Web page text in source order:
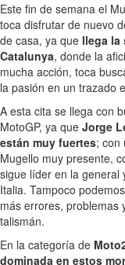
Este fin de semana el
toca disfrutar de nuevo
de casa, ya que llega la
Catalunya, donde la
mucha acción, toca
la pasión en un trazado
A esta cita se llega con
MotoGP, ya que Jorge
están muy fuertes; con
Mugello muy presente,
sigue líder en la general
Italia. Tampoco
más errores, problemas
talismán.
En la categoría de
dominada en estos